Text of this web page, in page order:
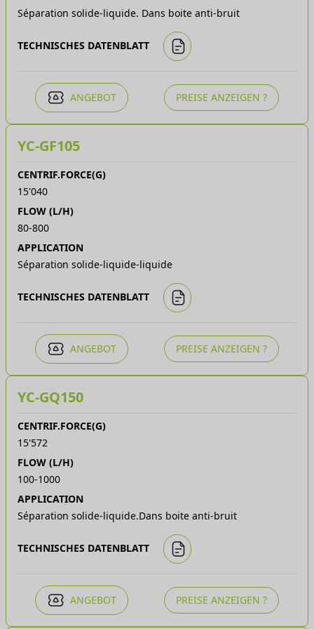
médicinales, extraction de composés actifs.
: Séparation de particules ultrafines dans
des liquides complexes.
Séparation solide-liquide. Dans boite anti-bruit
TECHNISCHES DATENBLATT
ANGEBOT PREISE ANZEIGEN ?
YC-GF105
CENTRIF.FORCE(G)
15'040
FLOW (L/H)
80-800
APPLICATION
Séparation solide-liquide-liquide
TECHNISCHES DATENBLATT
ANGEBOT PREISE ANZEIGEN ?
YC-GQ150
CENTRIF.FORCE(G)
15'572
FLOW (L/H)
100-1000
APPLICATION
Séparation solide-liquide.Dans boite anti-bruit
TECHNISCHES DATENBLATT
ANGEBOT PREISE ANZEIGEN ?